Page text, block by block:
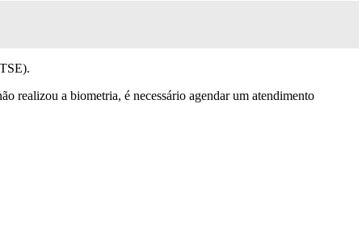
realizou a biometria, é necessário agendar um atendimento